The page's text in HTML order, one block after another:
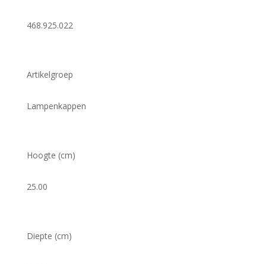
468.925.022
Artikelgroep
Lampenkappen
Hoogte (cm)
25.00
Diepte (cm)